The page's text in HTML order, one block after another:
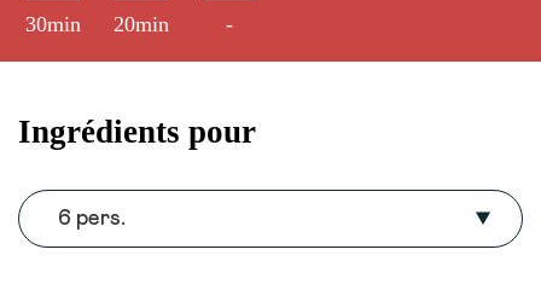
30min 20min -
Ingrédients pour
6 pers.